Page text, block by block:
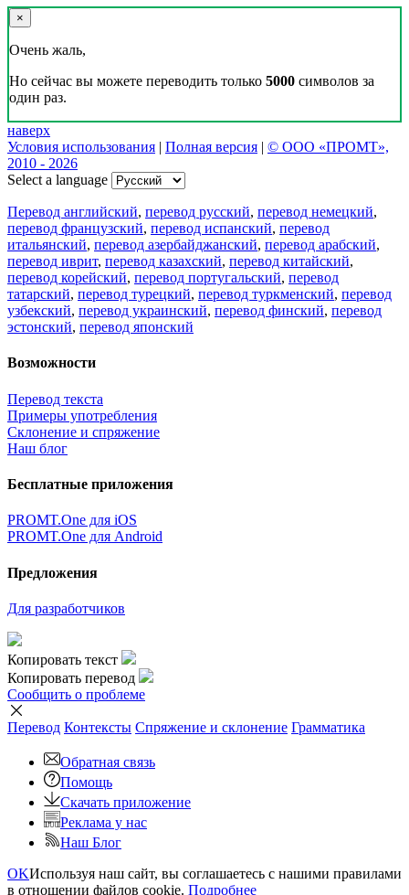
×
Очень жаль,
Но сейчас вы можете переводить только 5000 символов за
один раз.
наверх
Условия использования | Полная версия | © ООО «ПРОМТ»,
2010 - 2026
Select a language
Перевод английский, перевод русский, перевод немецкий,
перевод французский, перевод испанский, перевод
итальянский, перевод азербайджанский, перевод арабский,
перевод иврит, перевод казахский, перевод китайский,
перевод корейский, перевод португальский, перевод
татарский, перевод турецкий, перевод туркменский, перевод
узбекский, перевод украинский, перевод финский, перевод
эстонский, перевод японский
Возможности
Перевод текста
Примеры употребления
Склонение и спряжение
Наш блог
Бесплатные приложения
PROMT.One для iOS
PROMT.One для Android
Предложения
Для разработчиков
Копировать текст
Копировать перевод
Сообщить о проблеме
Перевод Контексты Спряжение и склонение Грамматика
Обратная связь
Помощь
Скачать приложение
Реклама у нас
Наш Блог
OKИспользуя наш сайт, вы соглашаетесь с нашими правилами
в отношении файлов cookie. Подробнее